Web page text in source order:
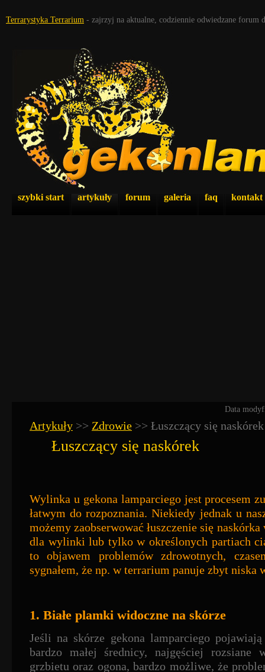
Terrarystyka Terrarium - zajrzyj na aktualne, codziennie odwiedzane forum
szybki start artykuły forum galeria faq kontakt
Data
Artykuły >> Zdrowie >> Łuszczący się naskórek
Łuszczący się naskórek
Wylinka u gekona lamparciego jest procesem
łatwym do rozpoznania. Niekiedy jednak u
możemy zaobserwować łuszczenie się
dla wylinki lub tylko w określonych partiach
to objawem problemów zdrowotnych,
sygnałem, że np. w terrarium panuje zbyt niska
1. Białe plamki widoczne na skórze
Jeśli na skórze gekona lamparciego
bardzo małej średnicy, najgęściej rozsiane
grzbietu oraz ogona, bardzo możliwe, że